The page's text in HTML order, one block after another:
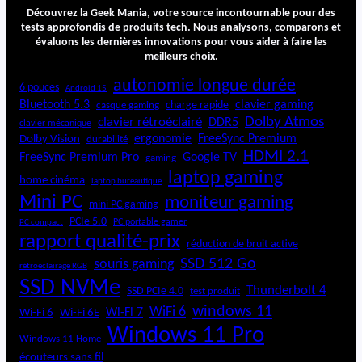
e
P
a
1
.
5
(
2
2
5
)
Découvrez la Geek Mania, votre source incontournable pour des
tests approfondis de produits tech. Nous analysons, comparons et
évaluons les dernières innovations pour vous aider à faire les
meilleurs choix.
6 pouces Android 15 autonomie longue durée
Bluetooth 5.3 casque gaming charge rapide clavier gaming
clavier mécanique clavier rétroéclairé DDR5 Dolby Atmos
Dolby Vision durabilité ergonomie
FreeSync Premium
FreeSync Premium Pro
gaming Google TV HDMI 2.1
home cinéma laptop bureautique laptop gaming
Mini PC mini PC gaming moniteur gaming
PC compact PCIe 5.0 PC portable gamer
rapport qualité-prix réduction de bruit active
rétroéclairage RGB souris gaming SSD 512 Go
SSD NVMe SSD PCIe 4.0 test produit Thunderbolt 4
Wi-Fi 6 Wi-Fi 6E Wi-Fi 7 WiFi 6 windows 11
Windows 11 Home Windows 11 Pro
écouteurs sans fil